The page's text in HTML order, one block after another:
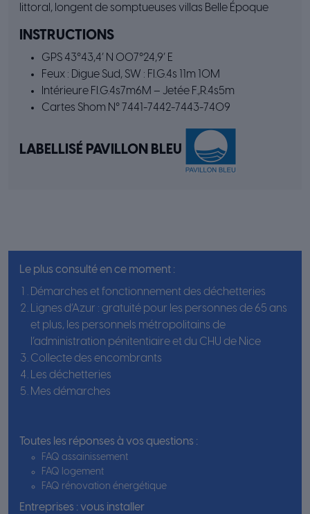
littoral, longent de somptueuses villas Belle Époque
INSTRUCTIONS
GPS 43°43,4’ N 007°24,9’ E
Feux : Digue Sud, SW : FI.G.4s 11m 10M
Intérieure FI.G.4s7m6M – Jetée F.,R.4s5m
Cartes Shom N° 7441-7442-7443-7409
LABELLISÉ PAVILLON BLEU
Le plus consulté en ce moment :
Démarches et fonctionnement des déchetteries
Lignes d’Azur : gratuité pour les personnes de 65 ans
et plus, les personnels métropolitains de
l’administration pénitentiaire et du CHU de Nice
Collecte des encombrants
Les déchetteries
Mes démarches
Toutes les réponses à vos questions :
FAQ assainissement
FAQ logement
FAQ rénovation énergétique
Entreprises : vous installer